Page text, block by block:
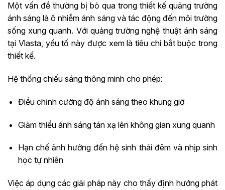
Một vấn đề thường bị bỏ qua trong thiết kế quảng trường
ánh sáng là ô nhiễm ánh sáng và tác động đến môi trường
sống xung quanh. Với quảng trường nghệ thuật ánh sáng
tại Vlasta, yếu tố này được xem là tiêu chí bắt buộc trong
thiết kế.
Hệ thống chiếu sáng thông minh cho phép:
Điều chỉnh cường độ ánh sáng theo khung giờ
Giảm thiểu ánh sáng tán xạ lên không gian xung quanh
Hạn chế ảnh hưởng đến hệ sinh thái đêm và nhịp sinh
học tự nhiên
Việc áp dụng các giải pháp này cho thấy định hướng phát